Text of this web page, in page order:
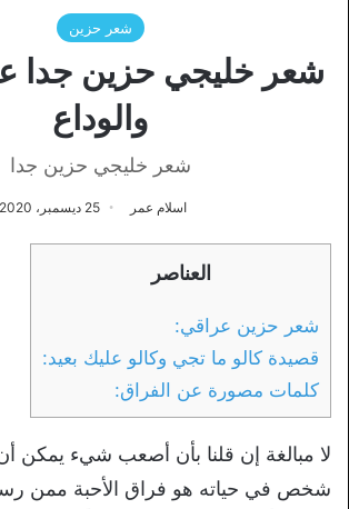
شعر حزين
شعر خليجي حزين جدا
والوداع
شعر خليجي حزين جدا
اسلام عمر 25 ديسمبر، 2020
العناصر
شعر حزين عراقي:
قصيدة كالو ما تجي وكالو عليك بعيد:
كلمات مصورة عن الفراق:
لا مبالغة إن قلنا بأن أصعب شيء يمكن
شخص في حياته هو فراق الأحبة ممن